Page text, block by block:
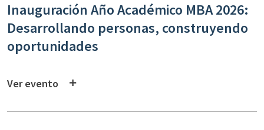
Inauguración Año Académico MBA 2026:
Desarrollando personas, construyendo
oportunidades
Ver evento